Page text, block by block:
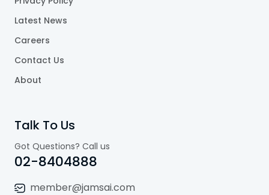
Latest News
Careers
Contact Us
About
Talk To Us
Got Questions? Call us
02-8404888
member@jamsai.com